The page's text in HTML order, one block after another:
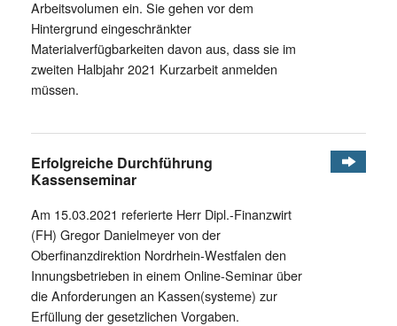
Arbeitsvolumen ein. Sie gehen vor dem
Hintergrund eingeschränkter
Materialverfügbarkeiten davon aus, dass sie im
zweiten Halbjahr 2021 Kurzarbeit anmelden
müssen.
Erfolgreiche Durchführung
Kassenseminar
Am 15.03.2021 referierte Herr Dipl.-Finanzwirt
(FH) Gregor Danielmeyer von der
Oberfinanzdirektion Nordrhein-Westfalen den
Innungsbetrieben in einem Online-Seminar über
die Anforderungen an Kassen(systeme) zur
Erfüllung der gesetzlichen Vorgaben.